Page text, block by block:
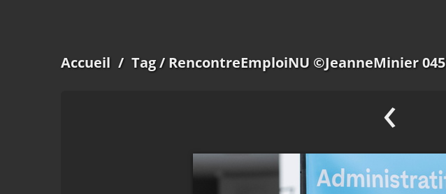
Accueil / Tag/ RencontreEmploiNU ©JeanneMinier 045
‹